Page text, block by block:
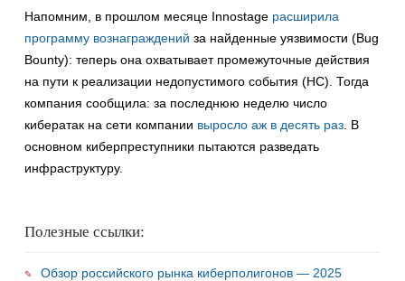
Напомним, в прошлом месяце Innostage расширила
программу вознаграждений за найденные уязвимости (Bug
Bounty): теперь она охватывает промежуточные действия
на пути к реализации недопустимого события (НС). Тогда
компания сообщила: за последнюю неделю число
кибератак на сети компании выросло аж в десять раз . В
основном киберпреступники пытаются разведать
инфраструктуру.
Полезные ссылки:
Обзор российского рынка киберполигонов — 2025